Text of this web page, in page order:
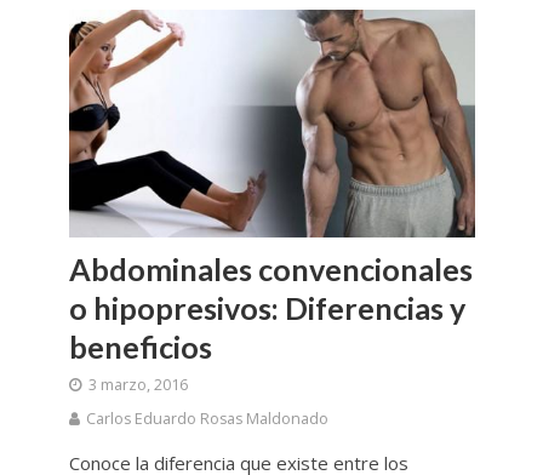
Abdominales convencionales
o hipopresivos: Diferencias y
beneficios
3 marzo, 2016
Carlos Eduardo Rosas Maldonado
Conoce la diferencia que existe entre los